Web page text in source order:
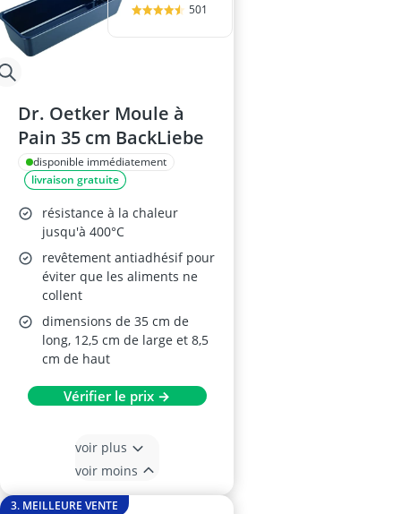
501
Dr. Oetker Moule à
Pain 35 cm BackLiebe
disponible immédiatement
livraison gratuite
résistance à la chaleur
jusqu'à 400°C
revêtement antiadhésif pour
éviter que les aliments ne
collent
dimensions de 35 cm de
long, 12,5 cm de large et 8,5
cm de haut
Vérifier le prix →
voir plus
voir moins
3. MEILLEURE VENTE